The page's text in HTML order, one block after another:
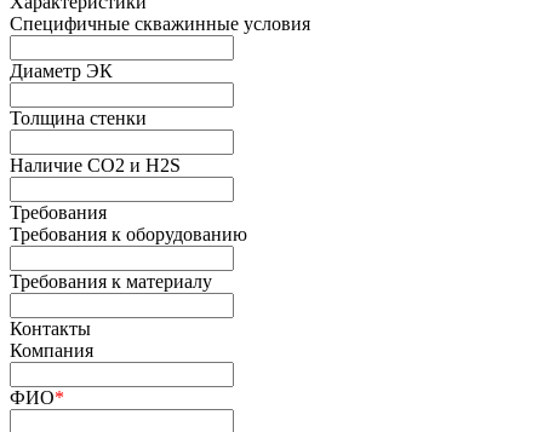
Специфичные скважинные условия
Диаметр ЭК
Толщина стенки
Наличие СО2 и H2S
Требования
Требования к оборудованию
Требования к материалу
Контакты
Компания
ФИО*